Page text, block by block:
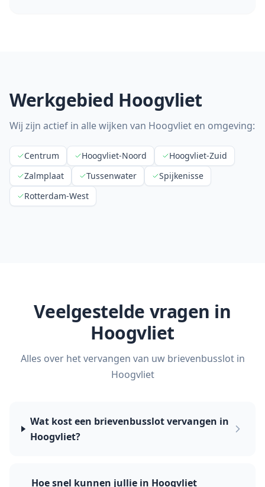
Werkgebied Hoogvliet
Wij zijn actief in alle wijken van Hoogvliet en omgeving:
Centrum Hoogvliet-Noord
Hoogvliet-Zuid
Zalmplaat
Tussenwater
Spijkenisse
Rotterdam-West
Veelgestelde vragen in
Hoogvliet
Alles over het vervangen van uw brievenbusslot in
Hoogvliet
Wat kost een brievenbusslot vervangen in
Hoogvliet?
Hoe snel kunnen jullie in Hoogvliet